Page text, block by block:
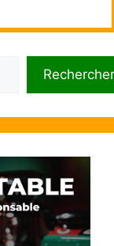
Rechercher